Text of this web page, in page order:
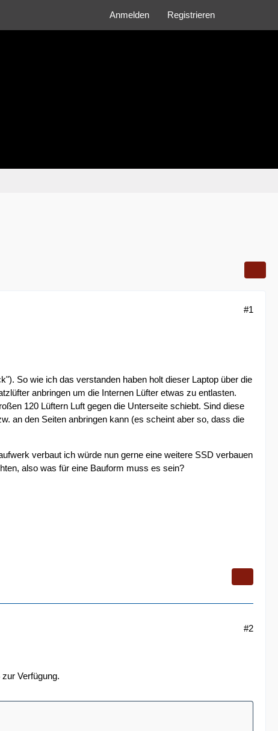
Anmelden Registrieren
#1
So wie ich das verstanden haben holt dieser Laptop über die
anbringen um die Internen Lüfter etwas zu entlasten.
120 Lüftern Luft gegen die Unterseite schiebt. Sind diese
an den Seiten anbringen kann (es scheint aber so, dass die
verbaut ich würde nun gerne eine weitere SSD verbauen
also was für eine Bauform muss es sein?
#2
Verfügung.